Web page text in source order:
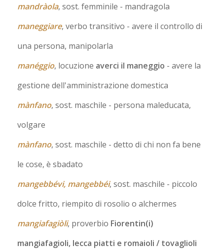
mandràola, sost. femminile - mandragola
maneggiare, verbo transitivo - avere il controllo di
una persona, manipolarla
manéggio, locuzione averci il maneggio - avere la
gestione dell'amministrazione domestica
mànfano, sost. maschile - persona maleducata,
volgare
mànfano, sost. maschile - detto di chi non fa bene
le cose, è sbadato
mangebbévi, mangebbéi, sost. maschile - piccolo
dolce fritto, riempito di rosolio o alchermes
mangiafagiòli, proverbio Fiorentin(i)
mangiafagioli, lecca piatti e romaioli / tovaglioli